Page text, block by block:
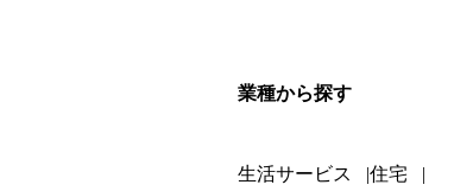
業種から探す
生活サービス 住宅